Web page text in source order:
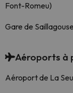
Font-Romeu)
Gare de Saillagouse
Aéroports à
Aéroport de La